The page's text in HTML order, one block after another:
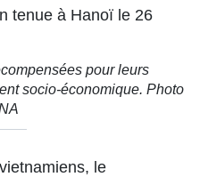
tenue à Hanoï le 26
pour leurs
socio-économique. Photo
le